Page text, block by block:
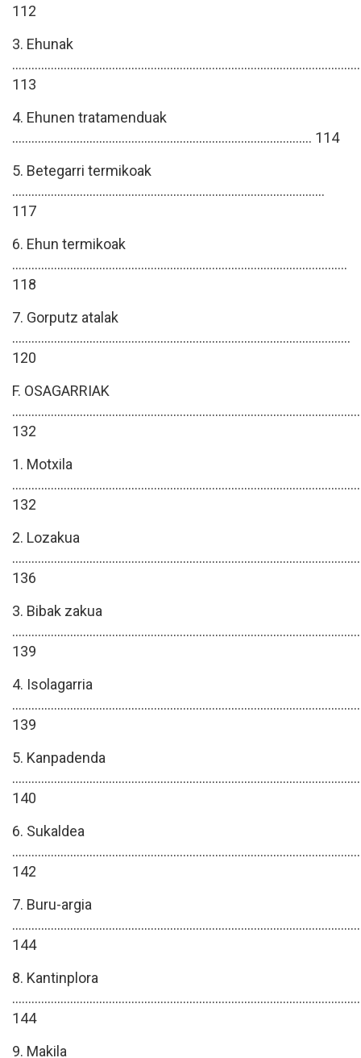
112
3. Ehunak
113
4. Ehunen tratamenduak
............................................................................................. 114
5. Betegarri termikoak
.................................................................................................
117
6. Ehun termikoak
........................................................................................................
118
7. Gorputz atalak
.........................................................................................................
120
F. OSAGARRIAK
132
1. Motxila
132
2. Lozakua
136
3. Bibak zakua
139
4. Isolagarria
139
5. Kanpadenda
140
6. Sukaldea
142
7. Buru-argia
144
8. Kantinplora
144
9. Makila